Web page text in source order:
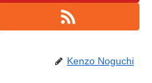
Kenzo Noguchi